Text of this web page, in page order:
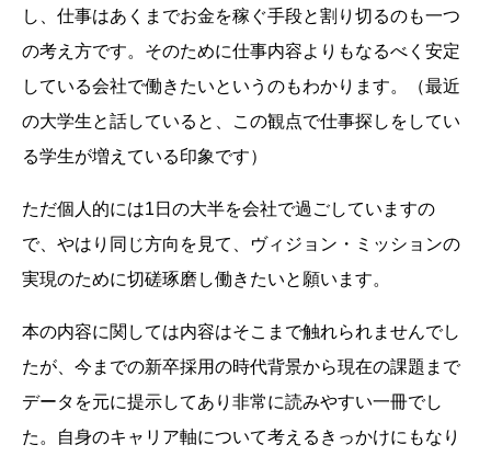
し、仕事はあくまでお金を稼ぐ手段と割り切るのも一つ
の考え方です。そのために仕事内容よりもなるべく安定
している会社で働きたいというのもわかります。（最近
の大学生と話していると、この観点で仕事探しをしてい
る学生が増えている印象です）
ただ個人的には1日の大半を会社で過ごしていますの
で、やはり同じ方向を見て、ヴィジョン・ミッションの
実現のために切磋琢磨し働きたいと願います。
本の内容に関しては内容はそこまで触れられませんでし
たが、今までの新卒採用の時代背景から現在の課題まで
データを元に提示してあり非常に読みやすい一冊でし
た。自身のキャリア軸について考えるきっかけにもなり